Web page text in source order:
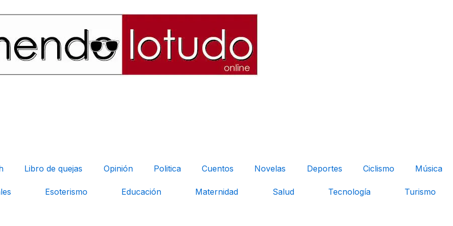
Libro de quejas Opinión Politica Cuentos Novelas Deportes Ciclismo Música
Esoterismo Educación Maternidad Salud Tecnología Turismo